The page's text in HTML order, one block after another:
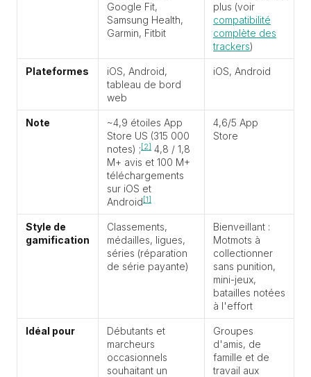
Google Fit,
Samsung Health,
Garmin, Fitbit
plus (voir
compatibilité
complète des
trackers)
Plateformes
iOS, Android,
tableau de bord
web
iOS, Android
Note
~4,9 étoiles App
Store US (315 000
notes) ; [2] 4,8 / 1,8
M+ avis et 100 M+
téléchargements
sur iOS et
Android [1]
4,6/5 App
Store
Style de
gamification
Classements,
médailles, ligues,
séries (réparation
de série payante)
Bienveillant :
Motmots à
collectionner
sans punition,
mini-jeux,
batailles notées
à l'effort
Idéal pour
Débutants et
marcheurs
occasionnels
souhaitant un
Groupes
d'amis, de
famille et de
travail aux